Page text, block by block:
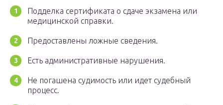
Подделка сертификата о сдаче экзамена или
медицинской справки.
Предоставлены ложные сведения.
Есть административные нарушения.
Не погашена судимость или идет судебный
процесс.